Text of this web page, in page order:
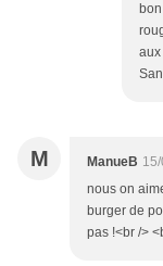
aux
M ManueB
nous on
burger de
pas !<br />